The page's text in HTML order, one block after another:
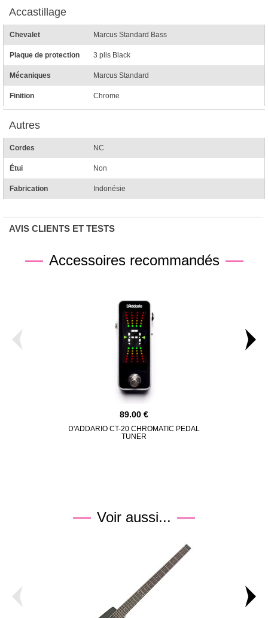
Accastillage
Chevalet Marcus Standard Bass
Plaque de protection 3 plis Black
Mécaniques Marcus Standard
Finition Chrome
Autres
Cordes NC
Étui Non
Fabrication Indonésie
AVIS CLIENTS ET TESTS
Accessoires recommandés
89.00
D'ADDARIO CT-20 CHROMATIC PEDAL
TUNER
Voir aussi...